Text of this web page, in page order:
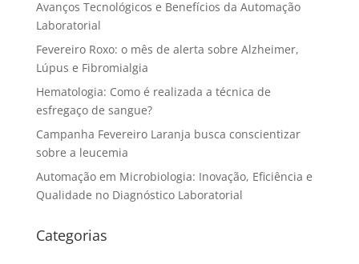
Avanços Tecnológicos e Benefícios da Automação
Laboratorial
Fevereiro Roxo: o mês de alerta sobre Alzheimer,
Lúpus e Fibromialgia
Hematologia: Como é realizada a técnica de
esfregaço de sangue?
Campanha Fevereiro Laranja busca conscientizar
sobre a leucemia
Automação em Microbiologia: Inovação, Eficiência e
Qualidade no Diagnóstico Laboratorial
Categorias